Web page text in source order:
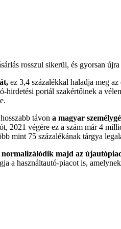
rosszul sikerül, és gyorsan
ez 3,4 százalékkal haladja meg
hirdetési portál szakértőinek a
távon a magyar
2021 végére ez a szám már 4
mint 75 százalékának tárgya
majd az
a használtautó-piacot is,